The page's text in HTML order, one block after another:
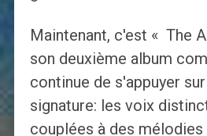
Maintenant, c'est « The
son deuxième album
continue de s'appuyer
signature: les voix
couplées à des mélodies